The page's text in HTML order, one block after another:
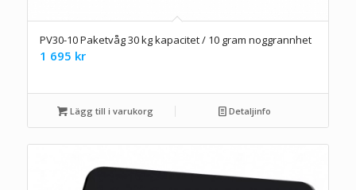
PV30-10 Paketvåg 30 kg kapacitet / 10 gram noggrannhet
1 695 kr
Lägg till i varukorg Detaljinfo